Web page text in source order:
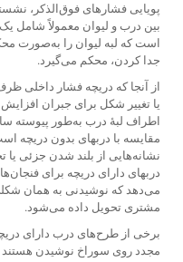
پویایی فشارهای فوق‌الذکر،
بین درب و لیوان معمولاً شامل
است که لبه لیوان را به‌صورت
جدا کردن، محکم می‌گیرد.
از آنجا که دریچه فشار داخلی
یا تغییر شکل برای جبران افزایش
اطراف لبهٔ درب به‌طور پیوسته
مقایسه با دربهای بدون دریچه
نشانه‌هایی از بلند شدن جزئی یا
دربهای دارای دریچه برای
می‌دهد که نوشیدنی به همان
مشتری تحویل داده می‌شود.
برخی از طرح‌های درب دارای
مجدد روی سوراخ نوشیدن هستند